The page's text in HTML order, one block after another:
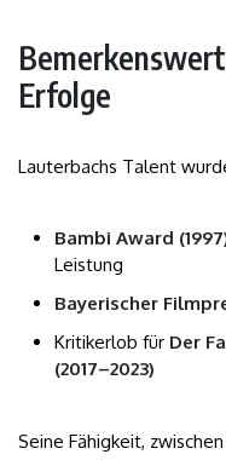
Erfolge
Lauterbachs Talent
Bambi Award
Leistung
Bayerischer
Kritikerlob für Der
(2017–2023)
Seine Fähigkeit,